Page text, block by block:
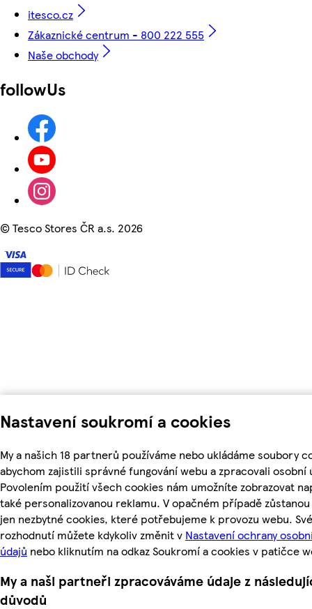
Nastavení soukromí a cookies
My a našich 18 partnerů používáme nebo ukládáme soubory
abychom zajistili správné fungování webu a zpracovali osobní
Povolením použití všech cookies nám umožníte zobrazovat
také personalizovanou reklamu. V opačném případě
jen nezbytné cookies, které potřebujeme k provozu webu. Své
rozhodnutí můžete kdykoliv změnit v Nastavení ochrany
údajů nebo kliknutím na odkaz Soukromí a cookies v patičce
My a naši partneři zpracováváme údaje z
důvodů
itesco.cz
Zákaznické centrum - 800 222 555
Naše obchody
followUs
©Tesco Stores ČR a.s. 2026